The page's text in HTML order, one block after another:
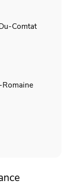
Comtat